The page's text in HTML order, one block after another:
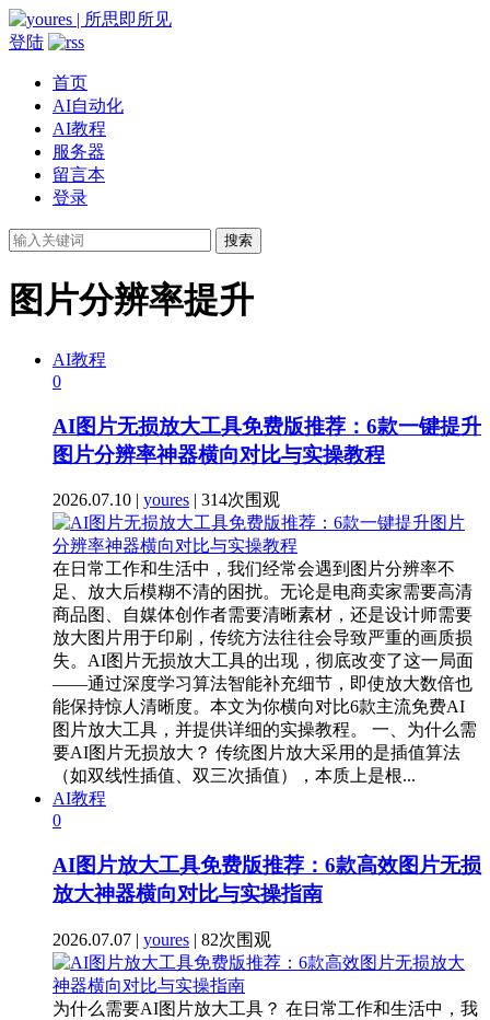
登陆
首页
AI自动化
AI教程
服务器
留言本
登录
搜索
图片分辨率提升
AI教程
0
AI图片无损放大工具免费版推荐：6款一键提升
图片分辨率神器横向对比与实操教程
2026.07.10 | youres | 314次围观
在日常工作和生活中，我们经常会遇到图片分辨率不
足、放大后模糊不清的困扰。无论是电商卖家需要高清
商品图、自媒体创作者需要清晰素材，还是设计师需要
放大图片用于印刷，传统方法往往会导致严重的画质损
失。AI图片无损放大工具的出现，彻底改变了这一局面
——通过深度学习算法智能补充细节，即使放大数倍也
能保持惊人清晰度。本文为你横向对比6款主流免费AI
图片放大工具，并提供详细的实操教程。 一、为什么需
要AI图片无损放大？ 传统图片放大采用的是插值算法
（如双线性插值、双三次插值），本质上是根...
AI教程
0
AI图片放大工具免费版推荐：6款高效图片无损
放大神器横向对比与实操指南
2026.07.07 | youres | 82次围观
为什么需要AI图片放大工具？ 在日常工作和生活中，我